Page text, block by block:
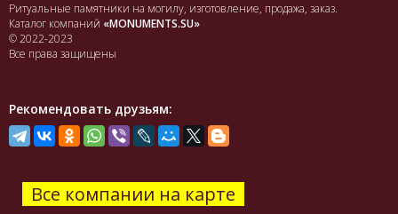
Ритуальные памятники на могилу, изготовление, продажа, заказ.
Каталог компаний «MONUMENTS.SU»
© 2022-2023
Все права защищены
Рекомендовать друзьям:
Все компании на карте